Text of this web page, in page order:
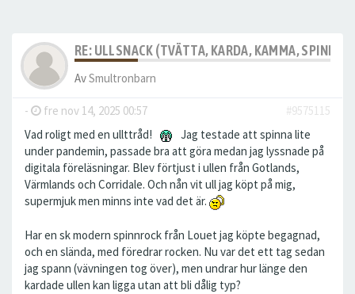
RE: ULLSNACK (TVÄTTA, KARDA, KAMMA, SPINNA,
AvSmultronbarn
- fre nov 14, 2025 00:57
#9575115
Vad roligt med en ullttråd!
Jag testade att spinna lite
under pandemin, passade bra att göra medan jag lyssnade på
digitala föreläsningar. Blev förtjust i ullen från Gotlands,
Värmlands och Corridale. Och nån vit ull jag köpt på mig,
supermjuk men minns inte vad det är.
Har en sk modern spinnrock från Louet jag köpte begagnad,
och en slända, med föredrar rocken. Nu var det ett tag sedan
jag spann (vävningen tog över), men undrar hur länge den
kardade ullen kan ligga utan att bli dålig typ?